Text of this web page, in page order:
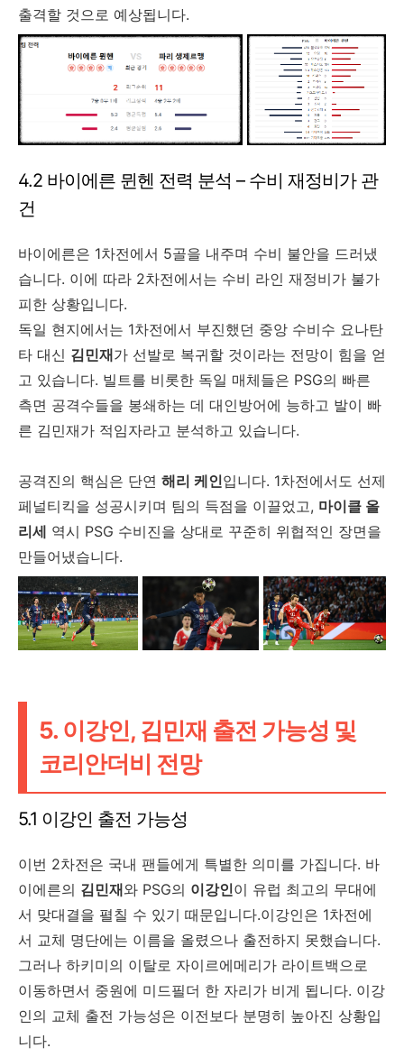
출격할 것으로 예상됩니다.
4.2 바이에른 뮌헨 전력 분석 – 수비 재정비가 관
건
바이에른은 1차전에서 5골을 내주며 수비 불안을 드러냈
습니다. 이에 따라 2차전에서는 수비 라인 재정비가 불가
피한 상황입니다.
독일 현지에서는 1차전에서 부진했던 중앙 수비수 요나탄
타 대신 김민재가 선발로 복귀할 것이라는 전망이 힘을 얻
고 있습니다. 빌트를 비롯한 독일 매체들은 PSG의 빠른
측면 공격수들을 봉쇄하는 데 대인방어에 능하고 발이 빠
른 김민재가 적임자라고 분석하고 있습니다.
공격진의 핵심은 단연 해리 케인입니다. 1차전에서도 선제
페널티킥을 성공시키며 팀의 득점을 이끌었고, 마이클 올
리세 역시 PSG 수비진을 상대로 꾸준히 위협적인 장면을
만들어냈습니다.
5. 이강인, 김민재 출전 가능성 및
코리안더비 전망
5.1 이강인 출전 가능성
이번 2차전은 국내 팬들에게 특별한 의미를 가집니다. 바
이에른의 김민재와 PSG의 이강인이 유럽 최고의 무대에
서 맞대결을 펼칠 수 있기 때문입니다.이강인은 1차전에
서 교체 명단에는 이름을 올렸으나 출전하지 못했습니다.
그러나 하키미의 이탈로 자이르에메리가 라이트백으로
이동하면서 중원에 미드필더 한 자리가 비게 됩니다. 이강
인의 교체 출전 가능성은 이전보다 분명히 높아진 상황입
니다.